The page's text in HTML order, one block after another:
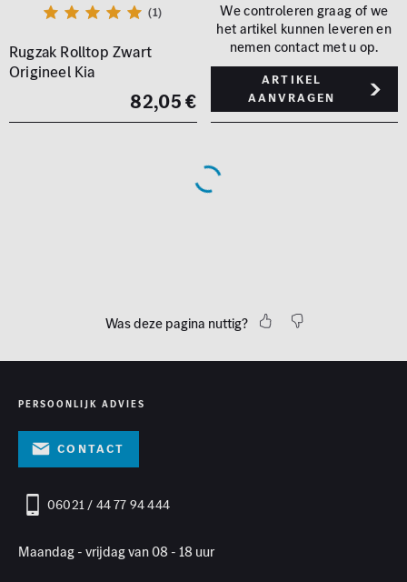
(1)
Rugzak Rolltop Zwart
Origineel Kia
82,05 €
We controleren graag of we
het artikel kunnen leveren en
nemen contact met u op.
Artikel
aanvragen
Was deze pagina nuttig?
PERSOONLIJK ADVIES
Contact
06021 / 44 77 94 444
Maandag - vrijdag van 08 - 18 uur